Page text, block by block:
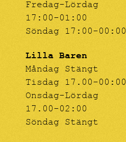
Fredag-Lördag
17:00-01:00
Söndag 17:00-00:00
Lilla Baren
Måndag Stängt
Tisdag 17.00-00:00
Onsdag-Lördag
17.00-02:00
Söndag Stängt